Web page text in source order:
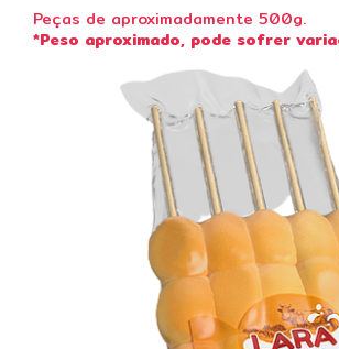
Peças de aproximadamente 500g.
*Peso aproximado, pode sofrer